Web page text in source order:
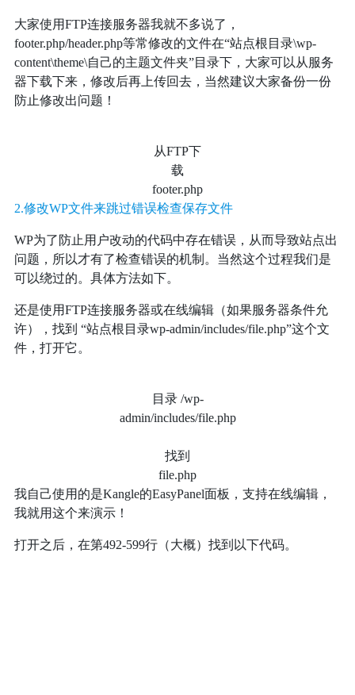
大家使用FTP连接服务器我就不多说了，
footer.php/header.php等常修改的文件在“站点根目录\wp-
content\theme\自己的主题文件夹”目录下，大家可以从服务
器下载下来，修改后再上传回去，当然建议大家备份一份
防止修改出问题！
从FTP下
载
footer.php
2.修改WP文件来跳过错误检查保存文件
WP为了防止用户改动的代码中存在错误，从而导致站点出
问题，所以才有了检查错误的机制。当然这个过程我们是
可以绕过的。具体方法如下。
还是使用FTP连接服务器或在线编辑（如果服务器条件允
许），找到 “站点根目录wp-admin/includes/file.php”这个文
件，打开它。
目录 /wp-
admin/includes/file.php
找到
file.php
我自己使用的是Kangle的EasyPanel面板，支持在线编辑，
我就用这个来演示！
打开之后，在第492-599行（大概）找到以下代码。